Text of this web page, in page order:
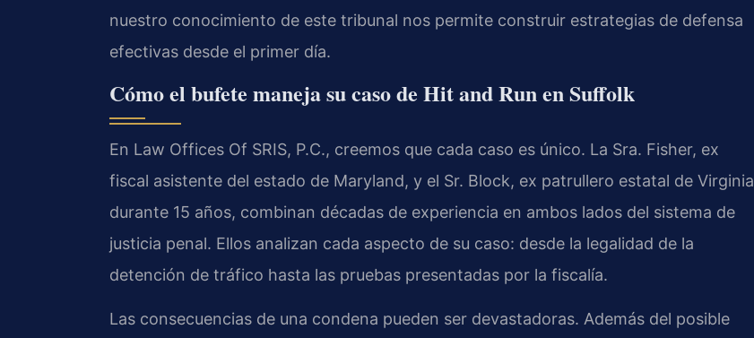
nuestro conocimiento de este tribunal nos permite construir estrategias de defensa
efectivas desde el primer día.
Cómo el bufete maneja su caso de Hit and Run en Suffolk
En Law Offices Of SRIS, P.C., creemos que cada caso es único. La Sra. Fisher, ex
fiscal asistente del estado de Maryland, y el Sr. Block, ex patrullero estatal de Virginia
durante 15 años, combinan décadas de experiencia en ambos lados del sistema de
justicia penal. Ellos analizan cada aspecto de su caso: desde la legalidad de la
detención de tráfico hasta las pruebas presentadas por la fiscalía.
Las consecuencias de una condena pueden ser devastadoras. Además del posible